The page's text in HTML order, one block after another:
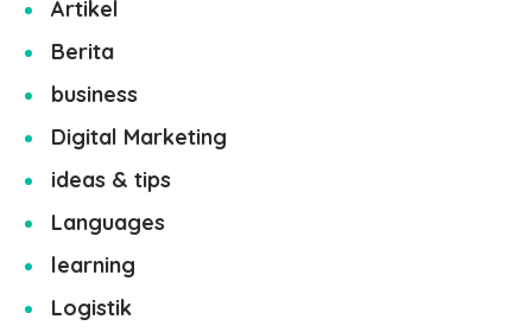
Artikel
Berita
business
Digital Marketing
ideas & tips
Languages
learning
Logistik